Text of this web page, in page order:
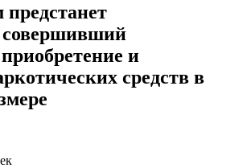
предстанет
совершивший
и
средств в